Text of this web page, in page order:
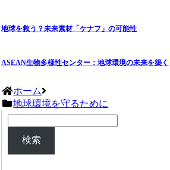
地球を救う？未来素材「ケナフ」の可能性
ASEAN生物多様性センター：地球環境の未来を築く
ホーム
地球環境を守るために
検索